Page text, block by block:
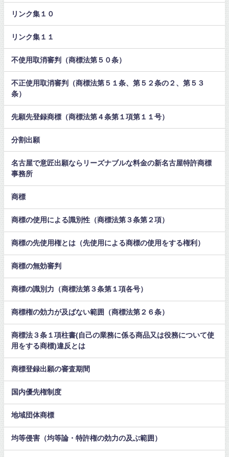
リンク集１０
リンク集１１
不使用取消審判（商標法第５０条）
不正使用取消審判（商標法第５１条、第５２条の２、第５３
条）
先願先登録商標（商標法第４条第１項第１１号）
分割出願
名古屋で意匠出願ならリーズナブルな料金の新名古屋特許商標
事務所
商標
商標の使用による識別性（商標法第３条第２項）
商標の先使用権とは（先使用による商標の使用をする権利）
商標の無効審判
商標の識別力（商標法第３条第１項各号）
商標権の効力が及ばない範囲（商標法第２６条）
商標法３条１項柱書(自己の業務に係る商品又は役務について使
用をする商標)違反とは
商標登録出願の審査期間
国内優先権制度
地域団体商標
均等侵害（均等論・特許権の効力の及ぶ範囲）